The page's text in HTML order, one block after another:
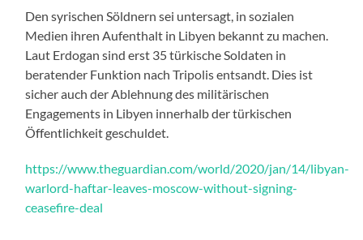
Den syrischen Söldnern sei untersagt, in sozialen
Medien ihren Aufenthalt in Libyen bekannt zu machen.
Laut Erdogan sind erst 35 türkische Soldaten in
beratender Funktion nach Tripolis entsandt. Dies ist
sicher auch der Ablehnung des militärischen
Engagements in Libyen innerhalb der türkischen
Öffentlichkeit geschuldet.
https://www.theguardian.com/world/2020/jan/14/libyan-
warlord-haftar-leaves-moscow-without-signing-
ceasefire-deal